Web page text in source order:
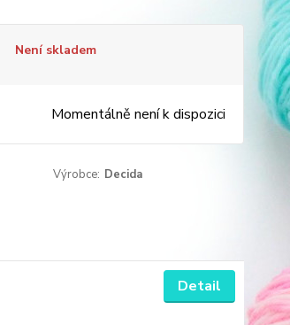
Není skladem
Momentálně není k dispozici
Výrobce: Decida
Detail